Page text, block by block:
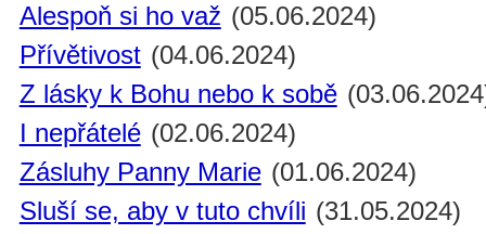
Alespoň si ho važ (05.06.2024)
Přívětivost (04.06.2024)
Z lásky k Bohu nebo k sobě
I nepřátelé (02.06.2024)
Zásluhy Panny Marie (01.06.2024)
Sluší se, aby v tuto chvíli (31.05.2024)